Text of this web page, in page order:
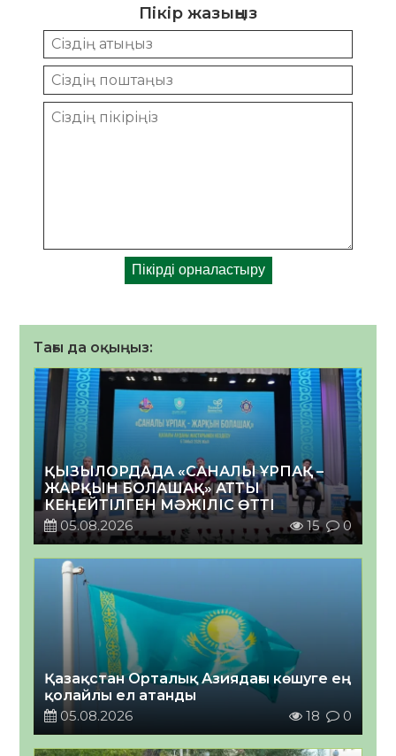
Пікір жазыңыз
Тағы да оқыңыз:
ҚЫЗЫЛОРДАДА «САНАЛЫ ҰРПАҚ –
ЖАРҚЫН БОЛАШАҚ» АТТЫ
КЕҢЕЙТІЛГЕН МӘЖІЛІС ӨТТІ
05.08.2026
15 0
Қазақстан Орталық Азиядағы көшуге ең
қолайлы ел атанды
05.08.2026
18 0